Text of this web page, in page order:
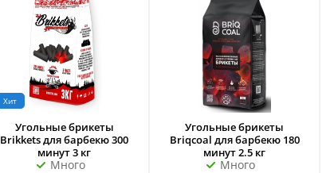
Хит
Угольные брикеты
Brikkets для барбекю 300
минут 3 кг
Много
Угольные брикеты
Briqcoal для барбекю 180
минут 2.5 кг
Много